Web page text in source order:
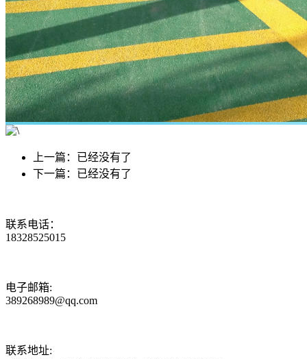
上一篇：已经没有了
下一篇：已经没有了
联系电话：
18328525015
电子邮箱:
389268989@qq.com
联系地址: